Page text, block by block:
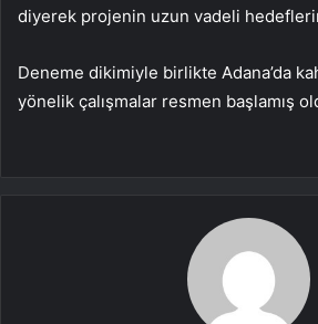
diyerek projenin uzun vadeli
Deneme dikimiyle birlikte Adana’da
yönelik çalışmalar resmen başlamış